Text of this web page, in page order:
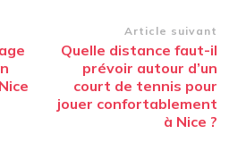
Article suivant
Quelle distance faut-il
prévoir autour d’un
court de tennis pour
jouer confortablement
à Nice ?